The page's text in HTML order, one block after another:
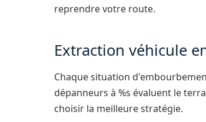
reprendre votre route.
Extraction véhicule
Chaque situation
dépanneurs à %s évaluent le
choisir la meilleure stratégie.